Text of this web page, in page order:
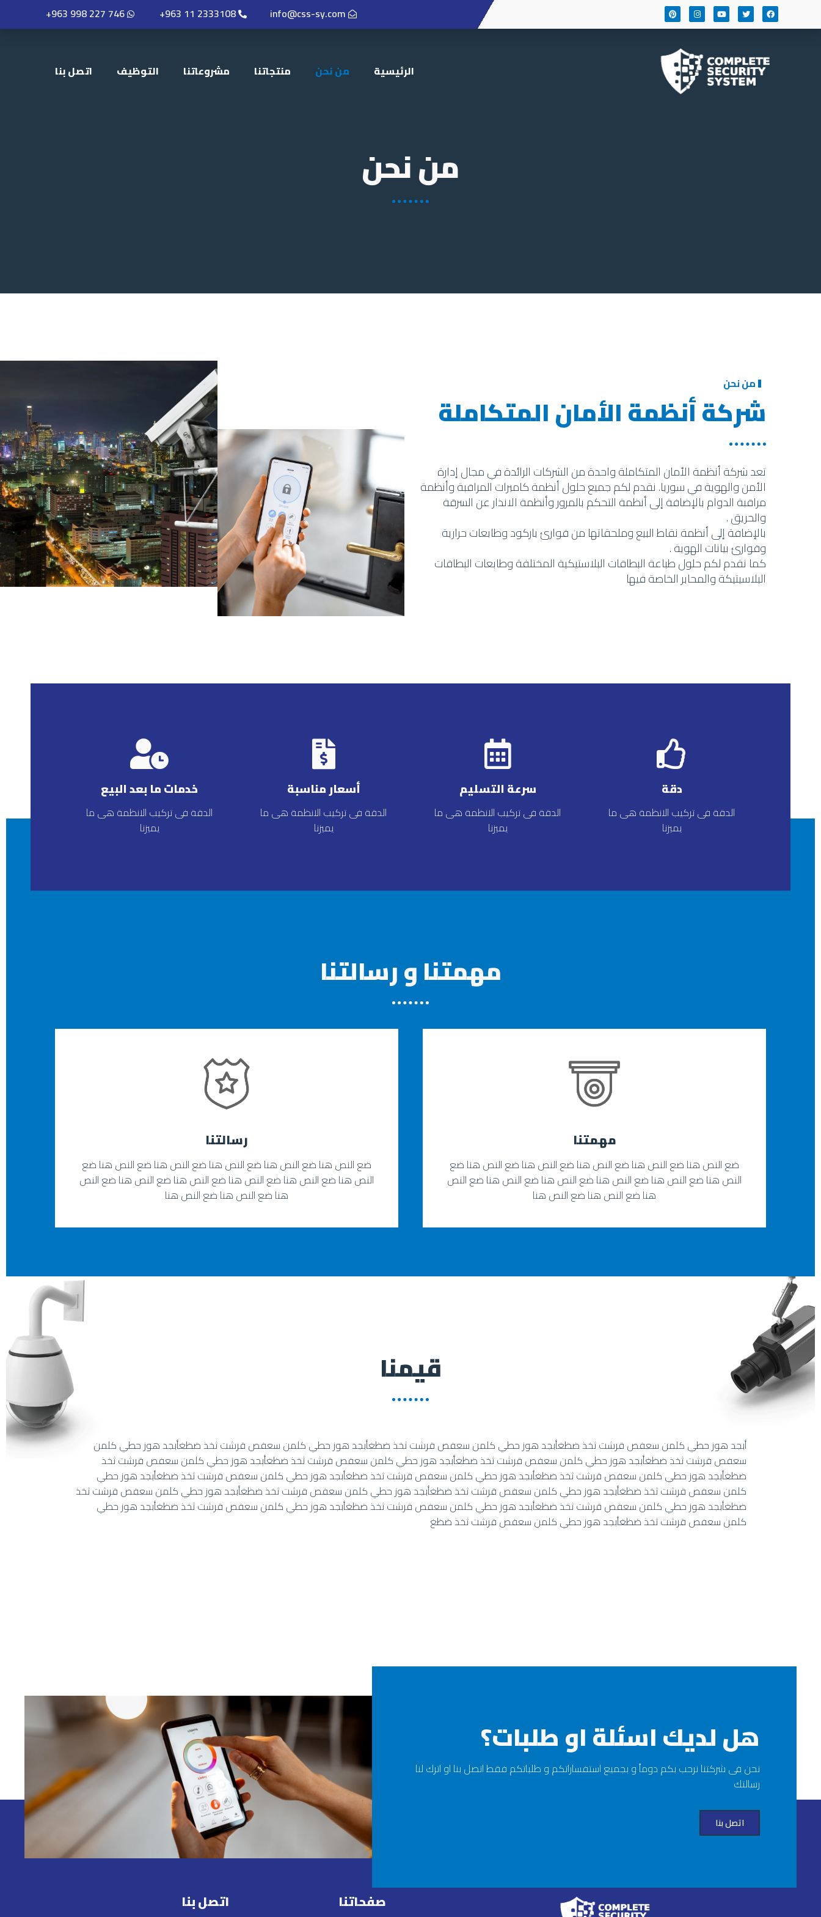
info@css-sy.com
+963 11 2333108
+963 998 227 746
الرئيسية من نحن منتجاتنا مشروعاتنا التوظيف اتصل بنا
من نحن
من نحن
شركة أنظمة الأمان المتكاملة
تعد شركة أنظمة الأمان المتكاملة واحدة من الشركات الرائدة في مجال إدارة
الأمن والهوية في سوريا. نقدم لكم جميع حلول أنظمة كاميرات المراقبة وأنظمة
مراقبة الدوام بالإضافة إلى أنظمة التحكم بالمرور وأنظمة الانذار عن السرقة
والحريق .
بالإضافة إلى أنظمة نقاط البيع وملحقاتها من قوارئ باركود وطابعات حرارية
وقوارئ بيانات الهوية .
كما نقدم لكم حلول طباعة البطاقات البلاستيكية المختلفة وطابعات البطاقات
البلاسيتيكة والمحابر الخاصة فيها
دقة
الدقة فى تركيب الانظمة هى ما
يميزنا
سرعة التسليم
الدقة فى تركيب الانظمة هى ما
يميزنا
أسعار مناسبة
الدقة فى تركيب الانظمة هى ما
يميزنا
خدمات ما بعد البيع
الدقة فى تركيب الانظمة هى ما
يميزنا
مهمتنا و رسالتنا
مهمتنا
ضع النص هنا ضع النص هنا ضع النص هنا ضع النص هنا ضع النص هنا ضع
النص هنا ضع النص هنا ضع النص هنا ضع النص هنا ضع النص هنا ضع النص
هنا ضع النص هنا ضع النص هنا
رسالتنا
ضع النص هنا ضع النص هنا ضع النص هنا ضع النص هنا ضع النص هنا ضع
النص هنا ضع النص هنا ضع النص هنا ضع النص هنا ضع النص هنا ضع النص
هنا ضع النص هنا ضع النص هنا
قيمنا
أبجد هوز حطي كلمن سعفص قرشت ثخذ ضظغأبجد هوز حطي كلمن سعفص قرشت ثخذ ضظغأبجد هوز حطي كلمن سعفص قرشت ثخذ ضظغأبجد هوز حطي كلمن
سعفص قرشت ثخذ ضظغأبجد هوز حطي كلمن سعفص قرشت ثخذ ضظغأبجد هوز حطي كلمن سعفص قرشت ثخذ ضظغأبجد هوز حطي كلمن سعفص قرشت ثخذ
ضظغأبجد هوز حطي كلمن سعفص قرشت ثخذ ضظغأبجد هوز حطي كلمن سعفص قرشت ثخذ ضظغأبجد هوز حطي كلمن سعفص قرشت ثخذ ضظغأبجد هوز حطي
كلمن سعفص قرشت ثخذ ضظغأبجد هوز حطي كلمن سعفص قرشت ثخذ ضظغأبجد هوز حطي كلمن سعفص قرشت ثخذ ضظغأبجد هوز حطي كلمن سعفص قرشت ثخذ
ضظغأبجد هوز حطي كلمن سعفص قرشت ثخذ ضظغأبجد هوز حطي كلمن سعفص قرشت ثخذ ضظغأبجد هوز حطي كلمن سعفص قرشت ثخذ ضظغأبجد هوز حطي
كلمن سعفص قرشت ثخذ ضظغأبجد هوز حطي كلمن سعفص قرشت ثخذ ضظغ
هل لديك اسئلة او طلبات؟
نحن فى شركتنا نرحب بكم دوماً و بجميع استفساراتكم و طلباتكم فقط اتصل بنا او اترك لنا
رسالتك
اتصل بنا
+479-463-6276
صفحاتنا اتصل بنا